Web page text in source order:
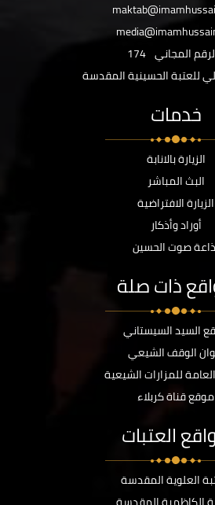
المجاني 174
للعتبة الحسينية المقدسة
خدمات
الزيارة بالانابة
البث المباشر
الزيارة الافتراضية
أوراد وأذكار
صوت الحسين
ذات صلة
السيد السيستاني
الوقف الشيعي
للمزارات الشيعية
موقع قناة كربلاء
العتبات
العلوية المقدسة